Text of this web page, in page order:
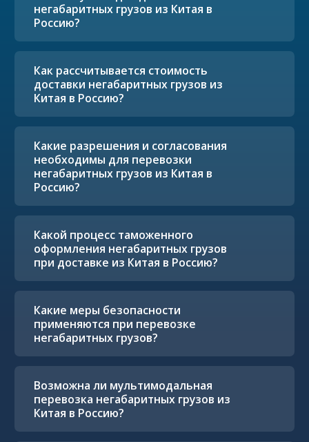
негабаритных грузов из Китая в
Россию?
Как рассчитывается стоимость
доставки негабаритных грузов из
Китая в Россию?
Какие разрешения и согласования
необходимы для перевозки
негабаритных грузов из Китая в
Россию?
Какой процесс таможенного
оформления негабаритных грузов
при доставке из Китая в Россию?
Какие меры безопасности
применяются при перевозке
негабаритных грузов?
Возможна ли мультимодальная
перевозка негабаритных грузов из
Китая в Россию?